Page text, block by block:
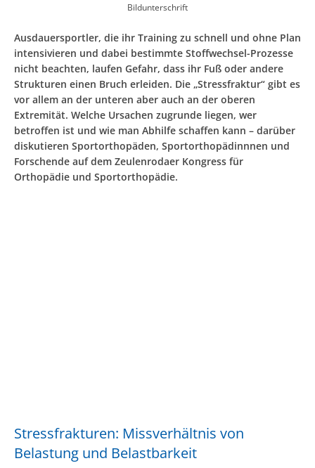
Bildunterschrift
Ausdauersportler, die ihr Training zu schnell und ohne Plan
intensivieren und dabei bestimmte Stoffwechsel-Prozesse
nicht beachten, laufen Gefahr, dass ihr Fuß oder andere
Strukturen einen Bruch erleiden. Die „Stressfraktur“ gibt es
vor allem an der unteren aber auch an der oberen
Extremität. Welche Ursachen zugrunde liegen, wer
betroffen ist und wie man Abhilfe schaffen kann – darüber
diskutieren Sportorthopäden, Sportorthopädinnnen und
Forschende auf dem Zeulenrodaer Kongress für
Orthopädie und Sportorthopädie.
Stressfrakturen: Missverhältnis von
Belastung und Belastbarkeit